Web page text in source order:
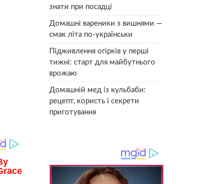
знати при посадці
Домашні вареники з вишнями —
смак літа по-українськи
Підживлення огірків у перші
тижні: старт для майбутнього
врожаю
Домашній мед із кульбаби:
рецепт, користь і секрети
приготування